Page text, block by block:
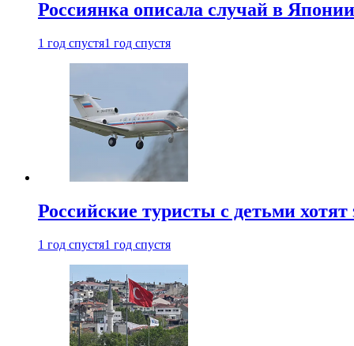
Россиянка описала случай в
1 год спустя1 год спустя
Российские туристы с детьми
1 год спустя1 год спустя